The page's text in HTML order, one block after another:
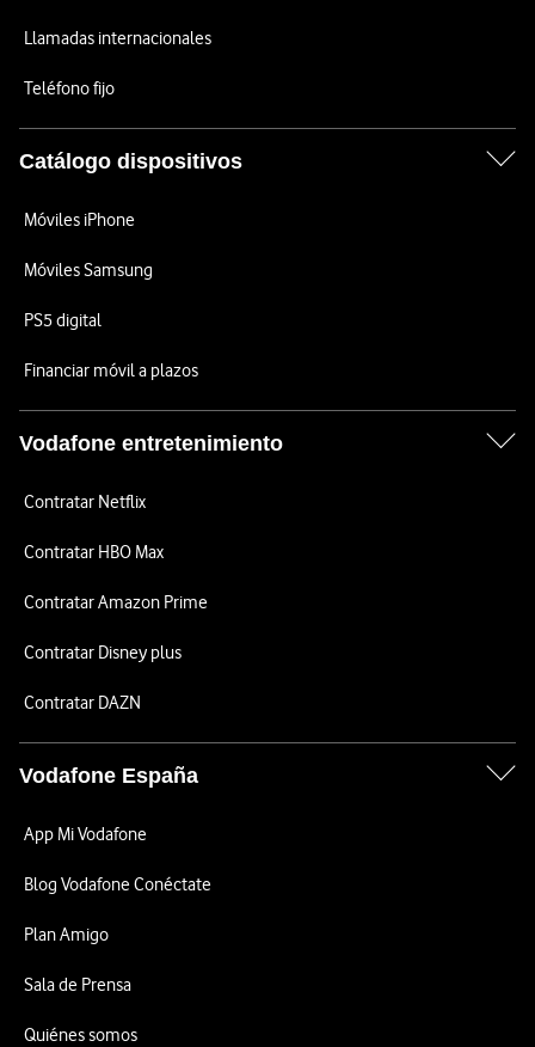
Llamadas internacionales
Teléfono fijo
Catálogo dispositivos
Móviles iPhone
Móviles Samsung
PS5 digital
Financiar móvil a plazos
Vodafone entretenimiento
Contratar Netflix
Contratar HBO Max
Contratar Amazon Prime
Contratar Disney plus
Contratar DAZN
Vodafone España
App Mi Vodafone
Blog Vodafone Conéctate
Plan Amigo
Sala de Prensa
Quiénes somos